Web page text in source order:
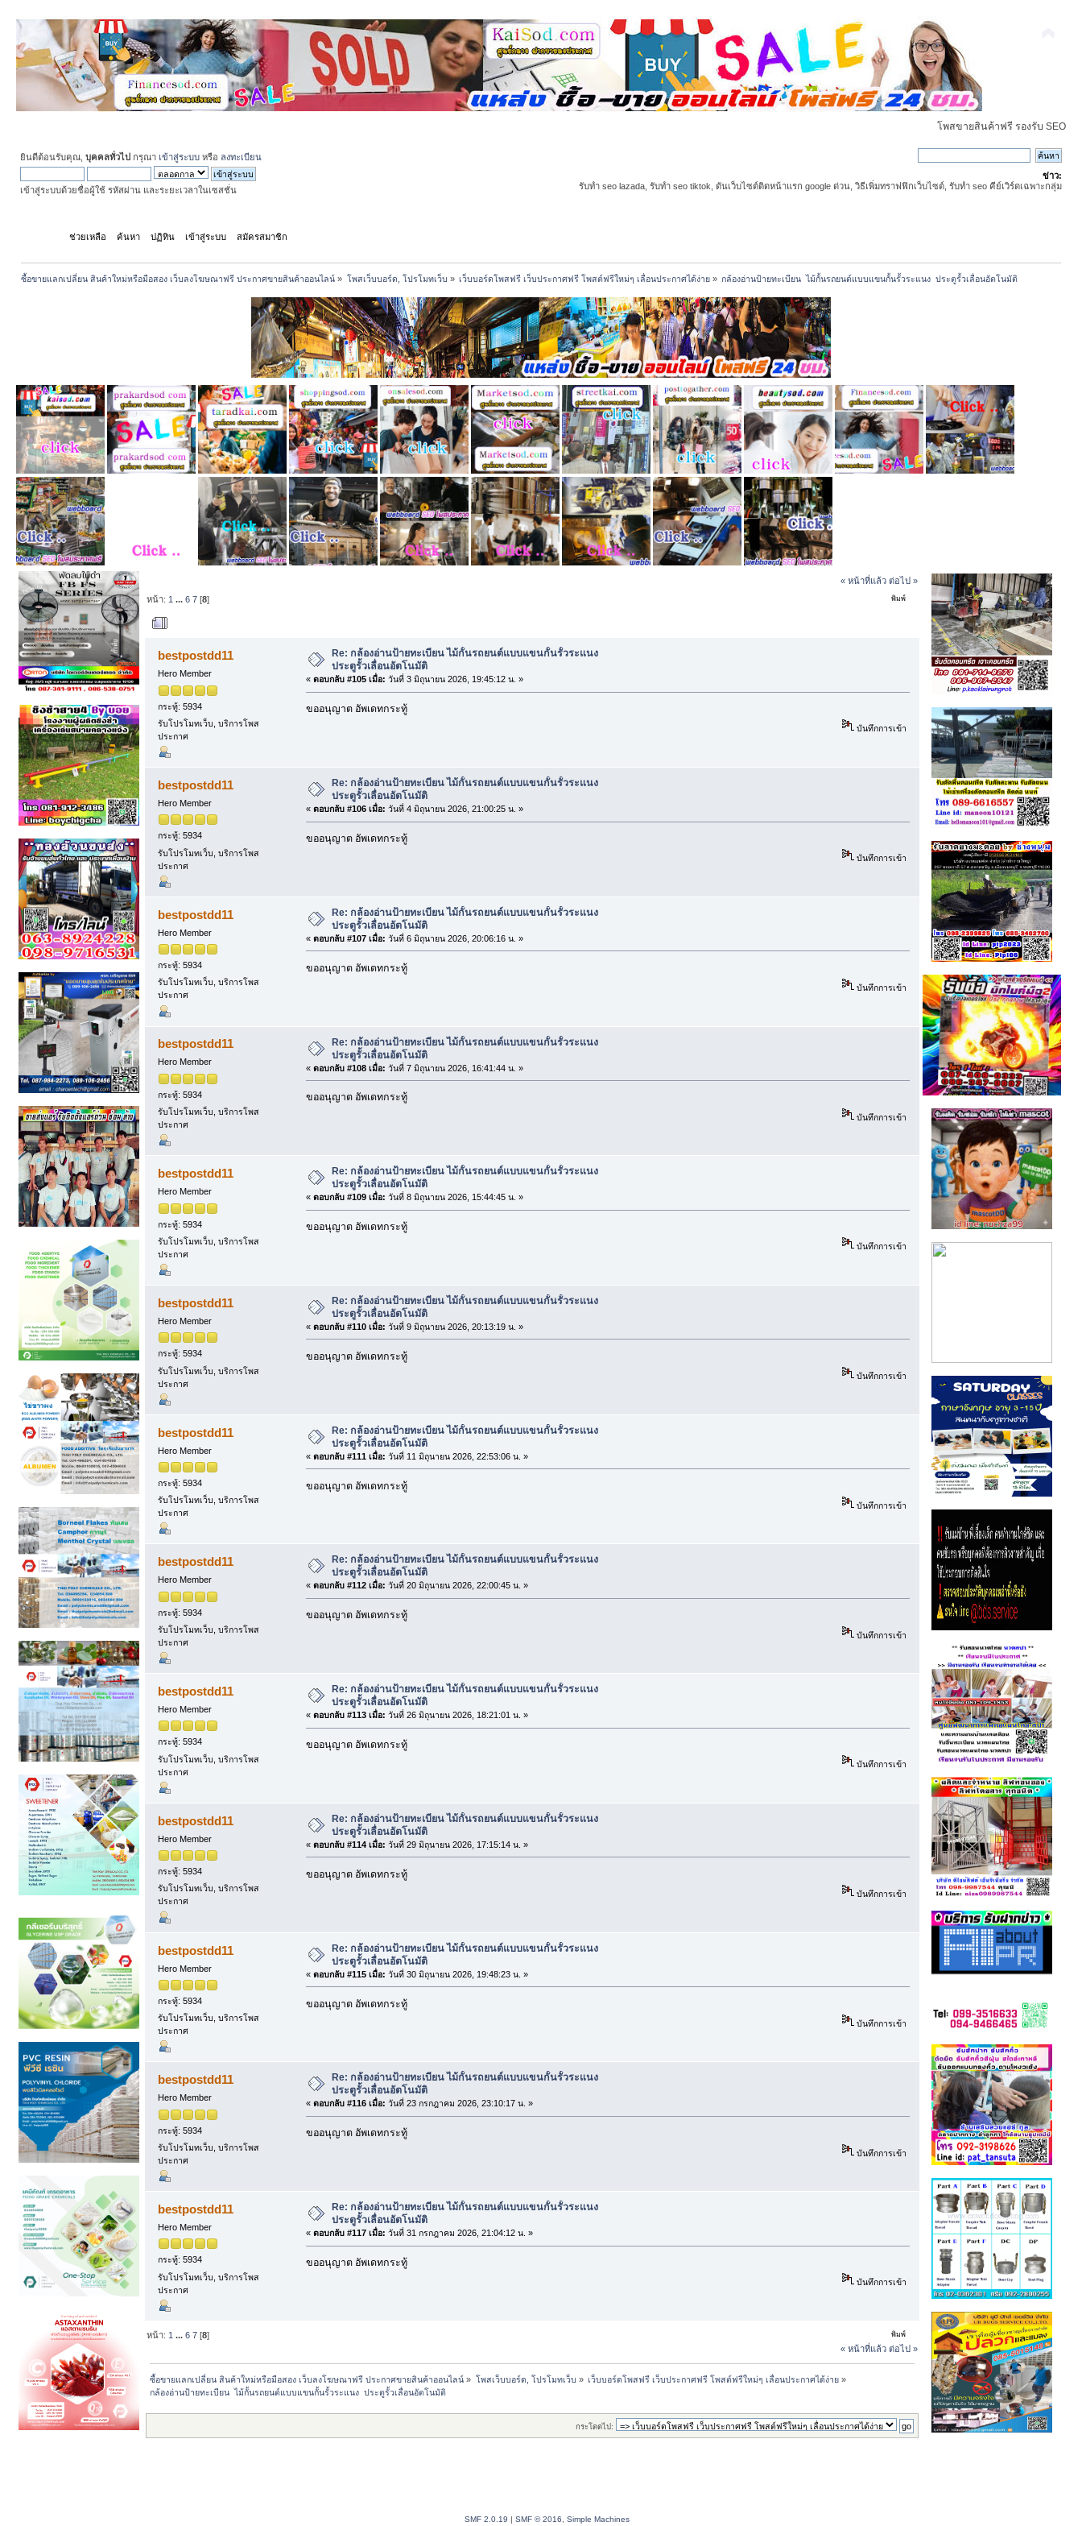
โพสขายสินค้าฟรี รองรับ SEO
ยินดีต้อนรับคุณ, บุคคลทั่วไป กรุณา เข้าสู่ระบบ หรือ ลงทะเบียน
เข้าสู่ระบบด้วยชื่อผู้ใช้ รหัสผ่าน และระยะเวลาในเซสชั่น
ข่าว:
รับทำ seo lazada, รับทำ seo tiktok, ดันเว็บไซต์ติดหน้าแรก google ด่วน, วิธีเพิ่มทราฟฟิกเว็บไซต์, รับทำ seo คีย์เวิร์ดเฉพาะกลุ่ม
ช่วยเหลือ ค้นหา ปฏิทิน เข้าสู่ระบบ สมัครสมาชิก
ซื้อขายแลกเปลี่ยน สินค้าใหม่หรือมือสอง เว็บลงโฆษณาฟรี ประกาศขายสินค้าออนไลน์ » โพสเว็บบอร์ด, โปรโมทเว็บ » เว็บบอร์ดโพสฟรี เว็บประกาศฟรี โพสต์ฟรีใหม่ๆ เลื่อนประกาศได้ง่าย» กล้องอ่านป้ายทะเบียน  ไม้กั้นรถยนต์แบบแขนกั้นรั้วระแนง  ประตูรั้วเลื่อนอัตโนมัติ
« หน้าที่แล้ว ต่อไป »
พิมพ์
หน้า: 1 ...6 7 [8]
bestpostdd11
Hero Member
กระทู้: 5934
รับโปรโมทเว็บ, บริการโพส
ประกาศ
Re: กล้องอ่านป้ายทะเบียน ไม้กั้นรถยนต์แบบแขนกั้นรั้วระแนง
ประตูรั้วเลื่อนอัตโนมัติ
« ตอบกลับ #105 เมื่อ: วันที่ 3 มิถุนายน 2026, 19:45:12 น. »
ขออนุญาต อัพเดทกระทู้
บันทึกการเข้า
bestpostdd11
Hero Member
กระทู้: 5934
รับโปรโมทเว็บ, บริการโพส
ประกาศ
Re: กล้องอ่านป้ายทะเบียน ไม้กั้นรถยนต์แบบแขนกั้นรั้วระแนง
ประตูรั้วเลื่อนอัตโนมัติ
« ตอบกลับ #106 เมื่อ: วันที่ 4 มิถุนายน 2026, 21:00:25 น. »
ขออนุญาต อัพเดทกระทู้
บันทึกการเข้า
bestpostdd11
Hero Member
กระทู้: 5934
รับโปรโมทเว็บ, บริการโพส
ประกาศ
Re: กล้องอ่านป้ายทะเบียน ไม้กั้นรถยนต์แบบแขนกั้นรั้วระแนง
ประตูรั้วเลื่อนอัตโนมัติ
« ตอบกลับ #107 เมื่อ: วันที่ 6 มิถุนายน 2026, 20:06:16 น. »
ขออนุญาต อัพเดทกระทู้
บันทึกการเข้า
bestpostdd11
Hero Member
กระทู้: 5934
รับโปรโมทเว็บ, บริการโพส
ประกาศ
Re: กล้องอ่านป้ายทะเบียน ไม้กั้นรถยนต์แบบแขนกั้นรั้วระแนง
ประตูรั้วเลื่อนอัตโนมัติ
« ตอบกลับ #108 เมื่อ: วันที่ 7 มิถุนายน 2026, 16:41:44 น. »
ขออนุญาต อัพเดทกระทู้
บันทึกการเข้า
bestpostdd11
Hero Member
กระทู้: 5934
รับโปรโมทเว็บ, บริการโพส
ประกาศ
Re: กล้องอ่านป้ายทะเบียน ไม้กั้นรถยนต์แบบแขนกั้นรั้วระแนง
ประตูรั้วเลื่อนอัตโนมัติ
« ตอบกลับ #109 เมื่อ: วันที่ 8 มิถุนายน 2026, 15:44:45 น. »
ขออนุญาต อัพเดทกระทู้
บันทึกการเข้า
bestpostdd11
Hero Member
กระทู้: 5934
รับโปรโมทเว็บ, บริการโพส
ประกาศ
Re: กล้องอ่านป้ายทะเบียน ไม้กั้นรถยนต์แบบแขนกั้นรั้วระแนง
ประตูรั้วเลื่อนอัตโนมัติ
« ตอบกลับ #110 เมื่อ: วันที่ 9 มิถุนายน 2026, 20:13:19 น. »
ขออนุญาต อัพเดทกระทู้
บันทึกการเข้า
bestpostdd11
Hero Member
กระทู้: 5934
รับโปรโมทเว็บ, บริการโพส
ประกาศ
Re: กล้องอ่านป้ายทะเบียน ไม้กั้นรถยนต์แบบแขนกั้นรั้วระแนง
ประตูรั้วเลื่อนอัตโนมัติ
« ตอบกลับ #111 เมื่อ: วันที่ 11 มิถุนายน 2026, 22:53:06 น. »
ขออนุญาต อัพเดทกระทู้
บันทึกการเข้า
bestpostdd11
Hero Member
กระทู้: 5934
รับโปรโมทเว็บ, บริการโพส
ประกาศ
Re: กล้องอ่านป้ายทะเบียน ไม้กั้นรถยนต์แบบแขนกั้นรั้วระแนง
ประตูรั้วเลื่อนอัตโนมัติ
« ตอบกลับ #112 เมื่อ: วันที่ 20 มิถุนายน 2026, 22:00:45 น. »
ขออนุญาต อัพเดทกระทู้
บันทึกการเข้า
bestpostdd11
Hero Member
กระทู้: 5934
รับโปรโมทเว็บ, บริการโพส
ประกาศ
Re: กล้องอ่านป้ายทะเบียน ไม้กั้นรถยนต์แบบแขนกั้นรั้วระแนง
ประตูรั้วเลื่อนอัตโนมัติ
« ตอบกลับ #113 เมื่อ: วันที่ 26 มิถุนายน 2026, 18:21:01 น. »
ขออนุญาต อัพเดทกระทู้
บันทึกการเข้า
bestpostdd11
Hero Member
กระทู้: 5934
รับโปรโมทเว็บ, บริการโพส
ประกาศ
Re: กล้องอ่านป้ายทะเบียน ไม้กั้นรถยนต์แบบแขนกั้นรั้วระแนง
ประตูรั้วเลื่อนอัตโนมัติ
« ตอบกลับ #114 เมื่อ: วันที่ 29 มิถุนายน 2026, 17:15:14 น. »
ขออนุญาต อัพเดทกระทู้
บันทึกการเข้า
bestpostdd11
Hero Member
กระทู้: 5934
รับโปรโมทเว็บ, บริการโพส
ประกาศ
Re: กล้องอ่านป้ายทะเบียน ไม้กั้นรถยนต์แบบแขนกั้นรั้วระแนง
ประตูรั้วเลื่อนอัตโนมัติ
« ตอบกลับ #115 เมื่อ: วันที่ 30 มิถุนายน 2026, 19:48:23 น. »
ขออนุญาต อัพเดทกระทู้
บันทึกการเข้า
bestpostdd11
Hero Member
กระทู้: 5934
รับโปรโมทเว็บ, บริการโพส
ประกาศ
Re: กล้องอ่านป้ายทะเบียน ไม้กั้นรถยนต์แบบแขนกั้นรั้วระแนง
ประตูรั้วเลื่อนอัตโนมัติ
« ตอบกลับ #116 เมื่อ: วันที่ 23 กรกฎาคม 2026, 23:10:17 น. »
ขออนุญาต อัพเดทกระทู้
บันทึกการเข้า
bestpostdd11
Hero Member
กระทู้: 5934
รับโปรโมทเว็บ, บริการโพส
ประกาศ
Re: กล้องอ่านป้ายทะเบียน ไม้กั้นรถยนต์แบบแขนกั้นรั้วระแนง
ประตูรั้วเลื่อนอัตโนมัติ
« ตอบกลับ #117 เมื่อ: วันที่ 31 กรกฎาคม 2026, 21:04:12 น. »
ขออนุญาต อัพเดทกระทู้
บันทึกการเข้า
พิมพ์
หน้า: 1 ...6 7 [8]
« หน้าที่แล้ว ต่อไป »
ซื้อขายแลกเปลี่ยน สินค้าใหม่หรือมือสอง เว็บลงโฆษณาฟรี ประกาศขายสินค้าออนไลน์ » โพสเว็บบอร์ด, โปรโมทเว็บ » เว็บบอร์ดโพสฟรี เว็บประกาศฟรี โพสต์ฟรีใหม่ๆ เลื่อนประกาศได้ง่าย»
กล้องอ่านป้ายทะเบียน  ไม้กั้นรถยนต์แบบแขนกั้นรั้วระแนง  ประตูรั้วเลื่อนอัตโนมัติ
กระโดดไป:
SMF 2.0.19 | SMF © 2016 Simple Machines